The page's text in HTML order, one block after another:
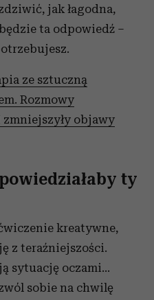
partnerom
i analitycznym.
z innymi danymi
jak łagodna,
ta odpowiedź –
ze sztuczną
Rozmowy
objawy
ty
kreatywne,
z teraźniejszości.
sytuację oczami…
sobie na chwilę